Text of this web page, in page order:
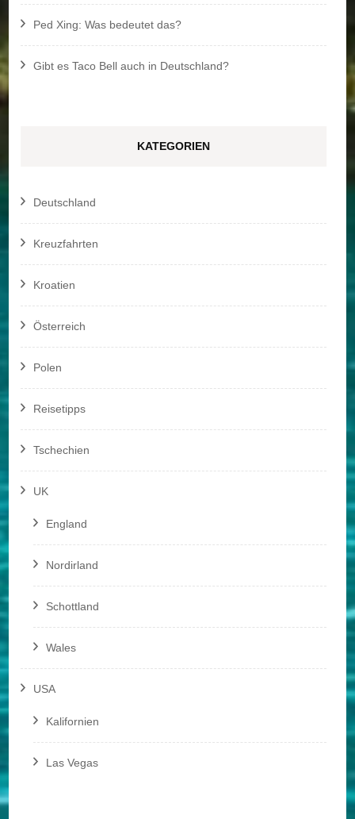
Ped Xing: Was bedeutet das?
Gibt es Taco Bell auch in Deutschland?
KATEGORIEN
Deutschland
Kreuzfahrten
Kroatien
Österreich
Polen
Reisetipps
Tschechien
UK
England
Nordirland
Schottland
Wales
USA
Kalifornien
Las Vegas